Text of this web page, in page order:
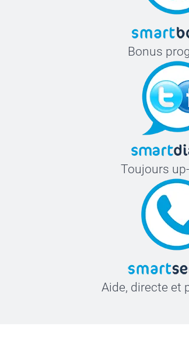
Bonus
Toujours
Aide, directe et